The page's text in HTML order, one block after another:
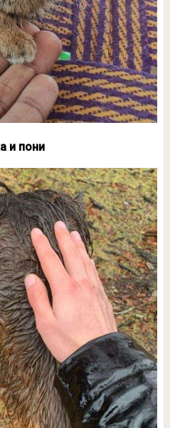
и пони